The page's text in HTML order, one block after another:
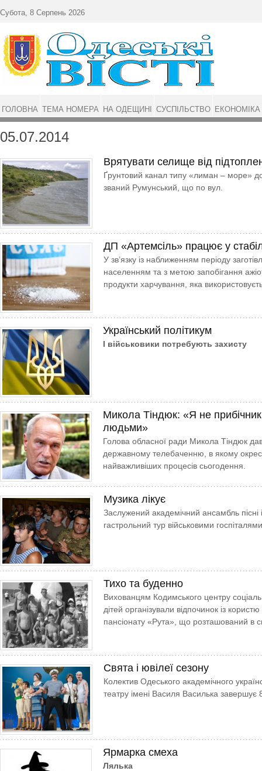
05.07.2014
Врятувати селище від
Ґрунтовий канал типу «лиман – море»
званий Румунський, що по вул.
ДП «Артемсіль» працює у
У зв’язку із наближенням періоду
населенням та з метою запобігання
продукти харчування, яка
Український політикум
І військовики потребують захисту
Микола Тіндюк: «Я не
людьми»
Голова обласної ради Микола Тіндюк
державному телебаченню, в якому
найважливіших процесів сьогодення.
Музика лікує
Заслужений академічний ансамбль
гастрольний тур військовими
Тихо та буденно
Вихованцям Кодимського центру
дітей організували відпочинок із
пансіонату «Рута», що розташований в
Свята і ювілеї сезону
Колектив Одеського академічного
театру імені Василя Василька завершує
Ярмарка смеха
Лялька
Субота, 8 Серпень 2026
ГОЛОВНА ТЕМА НОМЕРА НА ОДЕЩИНІ СУСПІЛЬСТВО ЕКОНОМІКА